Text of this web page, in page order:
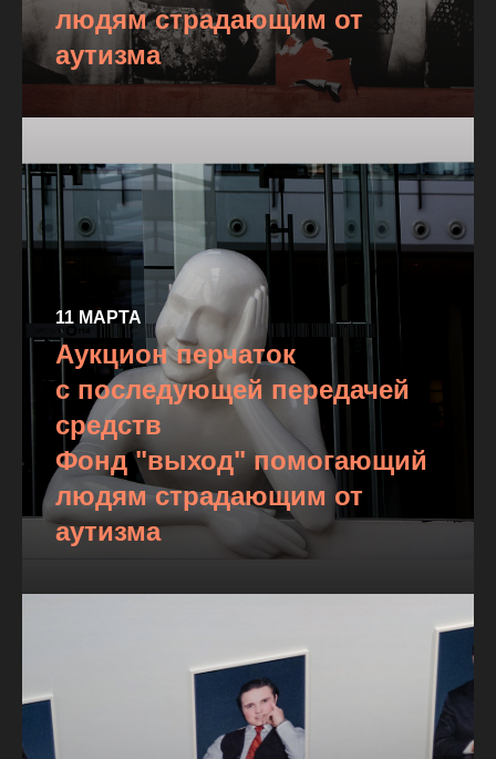
людям страдающим от
аутизма
11 МАРТА
Аукцион перчаток
с последующей передачей
средств
Фонд "выход" помогающий
людям страдающим от
аутизма